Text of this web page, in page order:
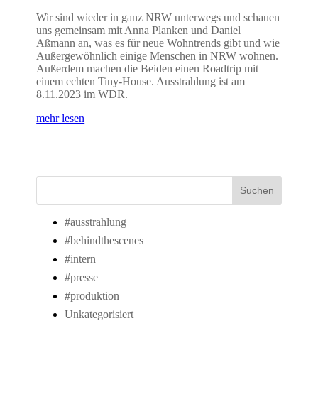
Wir sind wieder in ganz NRW unterwegs und schauen
uns gemeinsam mit Anna Planken und Daniel
Aßmann an, was es für neue Wohntrends gibt und wie
Außergewöhnlich einige Menschen in NRW wohnen.
Außerdem machen die Beiden einen Roadtrip mit
einem echten Tiny-House. Ausstrahlung ist am
8.11.2023 im WDR.
mehr lesen
Suchen
#ausstrahlung
#behindthescenes
#intern
#presse
#produktion
Unkategorisiert